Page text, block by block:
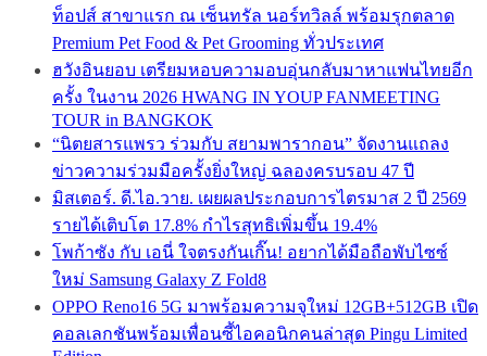
ท็อปส์ สาขาแรก ณ เซ็นทรัล นอร์ทวิลล์ พร้อมรุกตลาด
Premium Pet Food & Pet Grooming ทั่วประเทศ
ฮวังอินยอบ เตรียมหอบความอบอุ่นกลับมาหาแฟนไทยอีก
ครั้ง ในงาน 2026 HWANG IN YOUP FANMEETING
TOUR in BANGKOK
“นิตยสารแพรว ร่วมกับ สยามพารากอน” จัดงานแถลง
ข่าวความร่วมมือครั้งยิ่งใหญ่ ฉลองครบรอบ 47 ปี
มิสเตอร์. ดี.ไอ.วาย. เผยผลประกอบการไตรมาส 2 ปี 2569
รายได้เติบโต 17.8% กำไรสุทธิเพิ่มขึ้น 19.4%
โพก้าซัง กับ เอนี่ ใจตรงกันเกิ๊น! อยากได้มือถือพับไซซ์
ใหม่ Samsung Galaxy Z Fold8
OPPO Reno16 5G มาพร้อมความจุใหม่ 12GB+512GB เปิด
คอลเลกชันพร้อมเพื่อนซี้ไอคอนิกคนล่าสุด Pingu Limited